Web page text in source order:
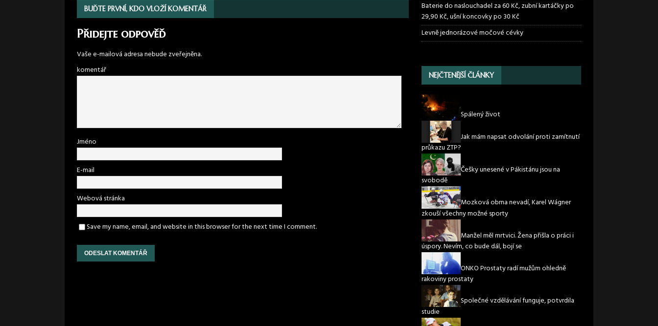
BUĎTE PRVNÍ, KDO VLOŽÍ KOMENTÁŘ
Přidejte odpověď
Vaše e-mailová adresa nebude zveřejněna.
komentář
Jméno
E-mail
Webová stránka
Save my name, email, and website in this browser for the next time I comment.
Baterie do naslouchadel za 60 Kč, zubní kartáčky po
29,90 Kč, ušní koncovky po 30 Kč
Levně jednorázové močové cévky
NEJČTENĚJŠÍ ČLÁNKY
Spálený život
Jak mám napsat odvolání proti zamítnutí
průkazu ZTP?
Češky unesené v Pákistánu jsou na
svobodě
Mozková obrna nevadí, Karel Wágner
zkouší všechny možné sporty
Manžel měl mrtvici. Žena přišla o práci i
úspory. Nevím, co bude dál, bojí se
ONKO Prostaty radí mužům ohledně
rakoviny prostaty
Společné vzdělávání funguje, potvrdila
studie